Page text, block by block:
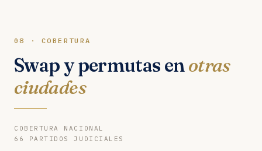
08 · COBERTURA
Swap y permutas enotras
ciudades
COBERTURA NACIONAL
66 PARTIDOS JUDICIALES